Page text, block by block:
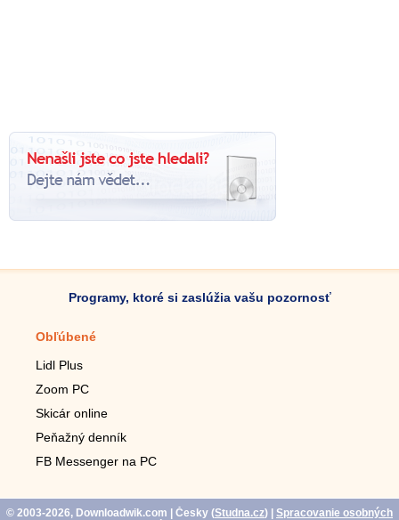
Programy, ktoré si zaslúžia vašu pozornosť
Obľúbené
Lidl Plus
Zoom PC
Skicár online
Peňažný denník
FB Messenger na PC
© 2003-2026, Downloadwik.com | Česky (Studna.cz)
Spracovanie osobných